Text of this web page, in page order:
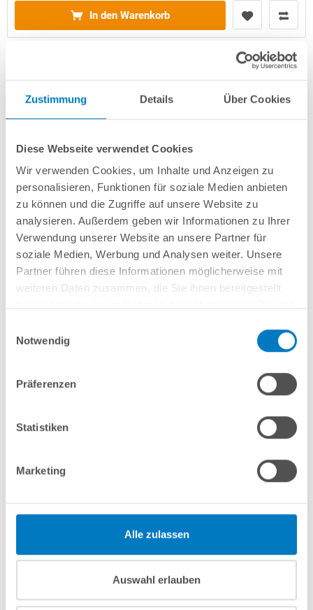
Zustimmung Details Über Cookies
Diese Webseite verwendet Cookies
Wir verwenden Cookies, um Inhalte und Anzeigen zu
personalisieren, Funktionen für soziale Medien anbieten
zu können und die Zugriffe auf unsere Website zu
analysieren. Außerdem geben wir Informationen zu Ihrer
Verwendung unserer Website an unsere Partner für
soziale Medien, Werbung und Analysen weiter. Unsere
Partner führen diese Informationen möglicherweise mit
weiteren Daten zusammen, die Sie ihnen bereitgestellt
Notwendig
Präferenzen
Statistiken
Marketing
Alle zulassen
Auswahl erlauben
In den Warenkorb
Stahlwand-Achtformpool PS HQ 5,25 x 3,20 x 1,50 m |
Folie sand | PLUS-Set | Teil-/Kompletteinbau
Kurzbeschreibung
3.099,00 € *
UVP: 4.699,00 € *
Versandkostenfreie Lieferung!
Stahlwand-Achtformpool PS HQ 5,25 x 3,20 x 1,50 m |